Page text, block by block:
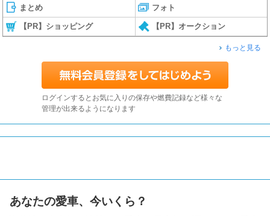
まとめ フォト
【PR】ショッピング 【PR】オークション
もっと見る
ログインするとお気に入りの保存や燃費記録など様々な
管理が出来るようになります
あなたの愛車、今いくら？